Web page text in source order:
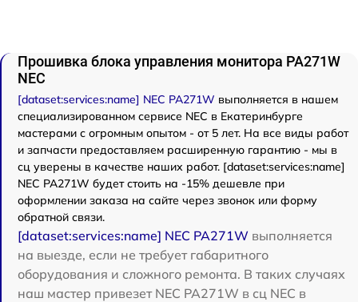
Прошивка блока управления монитора PA271W
NEC
[dataset:services:name] NEC PA271W выполняется в нашем
специализированном сервисе NEC в Екатеринбурге
мастерами с огромным опытом - от 5 лет. На все виды работ
и запчасти предоставляем расширенную гарантию - мы в
сц уверены в качестве наших работ. [dataset:services:name]
NEC PA271W будет стоить на -15% дешевле при
оформлении заказа на сайте через звонок или форму
обратной связи.
[dataset:services:name] NEC PA271W выполняется
на выезде, если не требует габаритного
оборудования и сложного ремонта. В таких случаях
наш мастер привезет NEC PA271W в сц NEC в